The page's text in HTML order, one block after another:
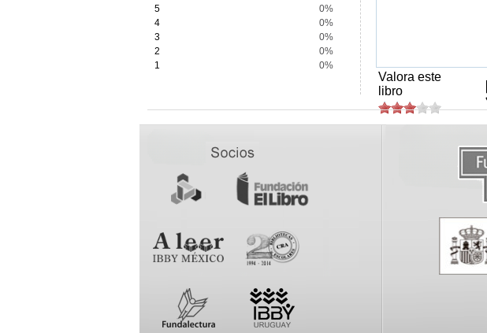
5
0%
4
0%
3
0%
2
0%
1
0%
Valora este
libro